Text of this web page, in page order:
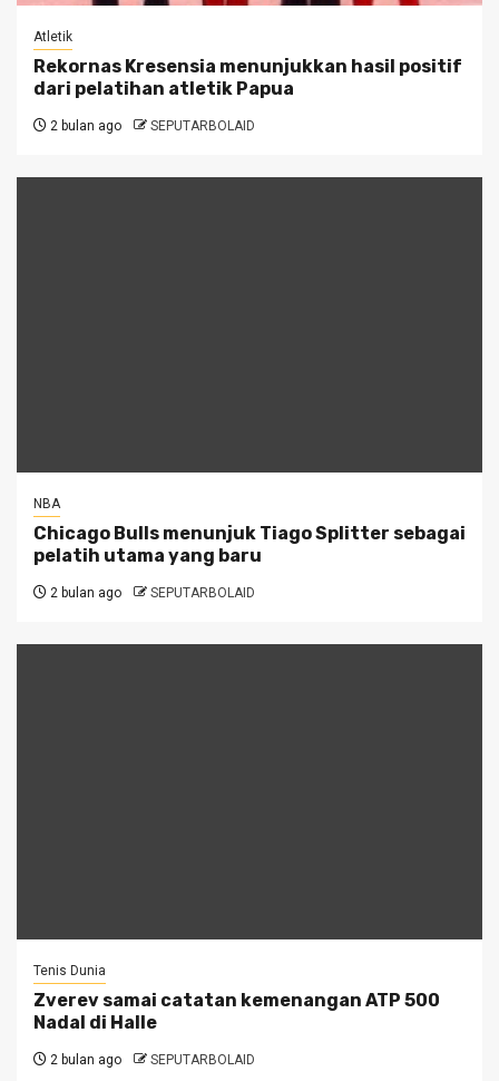
Atletik
Rekornas Kresensia menunjukkan hasil positif
dari pelatihan atletik Papua
2 bulan ago SEPUTARBOLAID
NBA
Chicago Bulls menunjuk Tiago Splitter sebagai
pelatih utama yang baru
2 bulan ago SEPUTARBOLAID
Tenis Dunia
Zverev samai catatan kemenangan ATP 500
Nadal di Halle
2 bulan ago SEPUTARBOLAID